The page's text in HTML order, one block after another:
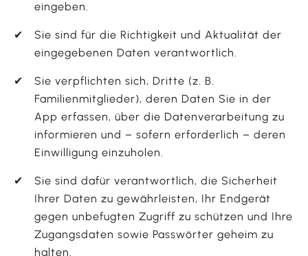
eingeben.
Sie sind für die Richtigkeit und Aktualität der
eingegebenen Daten verantwortlich.
Sie verpflichten sich, Dritte (z. B.
Familienmitglieder), deren Daten Sie in der
App erfassen, über die Datenverarbeitung zu
informieren und – sofern erforderlich – deren
Einwilligung einzuholen.
Sie sind dafür verantwortlich, die Sicherheit
Ihrer Daten zu gewährleisten, Ihr Endgerät
gegen unbefugten Zugriff zu schützen und Ihre
Zugangsdaten sowie Passwörter geheim zu
halten.